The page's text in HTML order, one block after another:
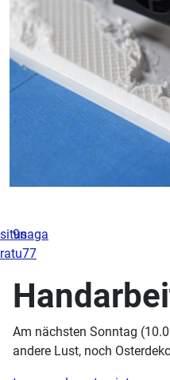
situs
ratu77
Am nächsten Sonntag
andere Lust, noch
9naga